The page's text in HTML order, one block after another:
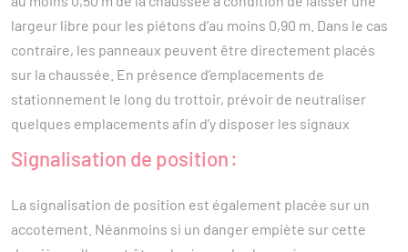
largeur libre pour les piétons d’au moins 0,90 m. Dans le cas
contraire, les panneaux peuvent être directement placés
sur la chaussée. En présence d’emplacements de
stationnement le long du trottoir, prévoir de neutraliser
quelques emplacements afin d’y disposer les signaux
Signalisation de position :
La signalisation de position est également placée sur un
accotement. Néanmoins si un danger empiète sur cette